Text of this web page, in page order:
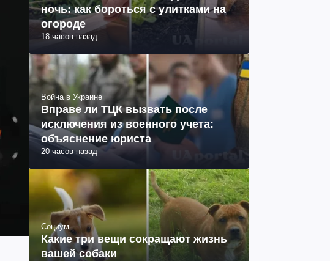
ночь: как бороться с улитками на
огороде
18 часов назад
Война в Украине
Вправе ли ТЦК вызвать после
исключения из военного учета:
объяснение юриста
20 часов назад
Социум
Какие три вещи сокращают жизнь
вашей собаки